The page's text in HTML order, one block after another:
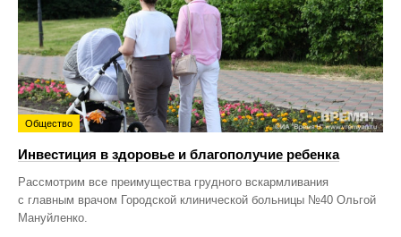
Общество
Инвестиция в здоровье и благополучие ребенка
Рассмотрим все преимущества грудного вскармливания
с главным врачом Городской клинической больницы №40 Ольгой
Мануйленко.